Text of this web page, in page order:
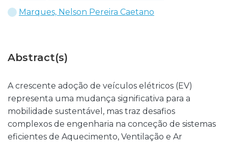
Marques, Nelson Pereira Caetano
Abstract(s)
A crescente adoção de veículos elétricos (EV)
representa uma mudança significativa para a
mobilidade sustentável, mas traz desafios
complexos de engenharia na conceção de sistemas
eficientes de Aquecimento, Ventilação e Ar